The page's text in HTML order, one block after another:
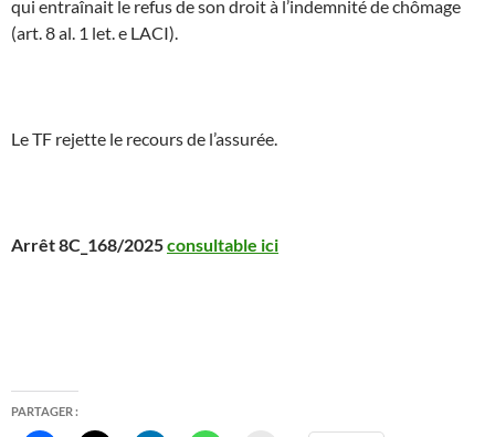
qui entraînait le refus de son droit à l’indemnité de chômage
(art. 8 al. 1 let. e LACI).
Le TF rejette le recours de l’assurée.
Arrêt 8C_168/2025consultable ici
PARTAGER :